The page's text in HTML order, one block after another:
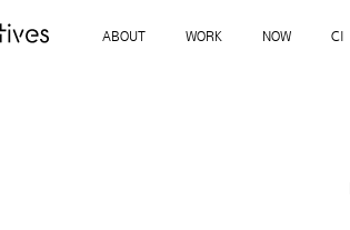
ABOUT WORK NOW CI